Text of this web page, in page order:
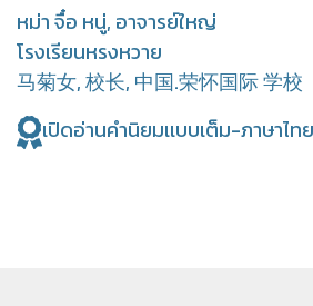
หม่า จื๋อ หนู่, อาจารย์ใหญ่
โรงเรียนหรงหวาย
马菊女, 校长, 中国.荣怀国际 学校
เปิดอ่านคำนิยมเเบบเต็ม-ภาษาไท